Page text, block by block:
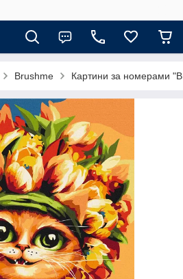
Brushme Картини за номерами